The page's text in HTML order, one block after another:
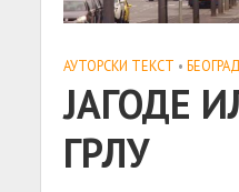
АУТОРСКИ ТЕКСТ • БЕОГРАД
ЈАГОДЕ
ГРЛУ